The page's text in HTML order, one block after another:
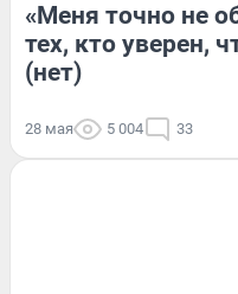
«Меня точно не
тех, кто уверен,
(нет)
28 мая 5 004 33